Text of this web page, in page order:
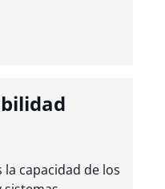
la capacidad de los